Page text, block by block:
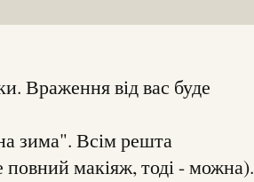
Враження від вас буде
зима". Всім решта
макіяж, тоді - можна).